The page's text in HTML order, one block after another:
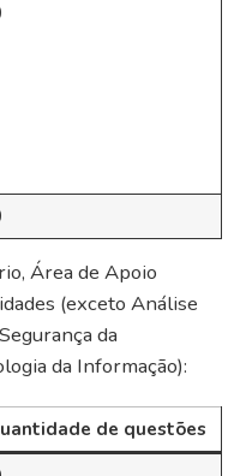
Área de Apoio
(exceto Análise
da
da Informação):
de questões